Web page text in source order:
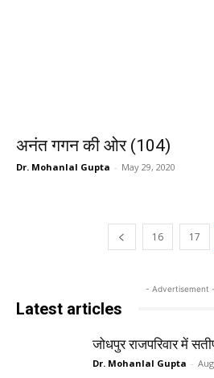
अनंत गगन की ओर (104)
Dr. Mohanlal Gupta - May 29, 2020
16 17
- Advertisement -
Latest articles
जोधपुर राजपरिवार में
Dr. Mohanlal Gupta -